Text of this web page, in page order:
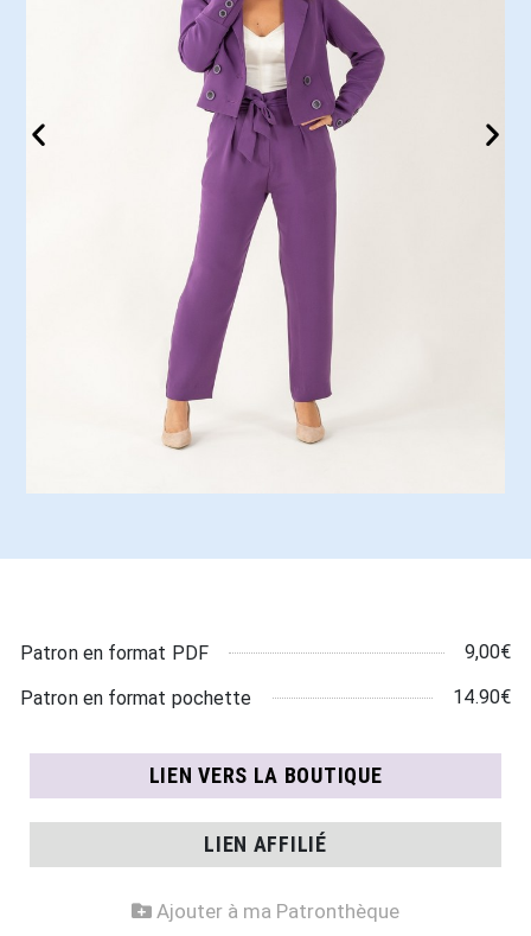
Patron en format PDF 9,00€
Patron en format pochette 14.90€
LIEN VERS LA BOUTIQUE
LIEN AFFILIÉ
Ajouter à ma Patronthèque